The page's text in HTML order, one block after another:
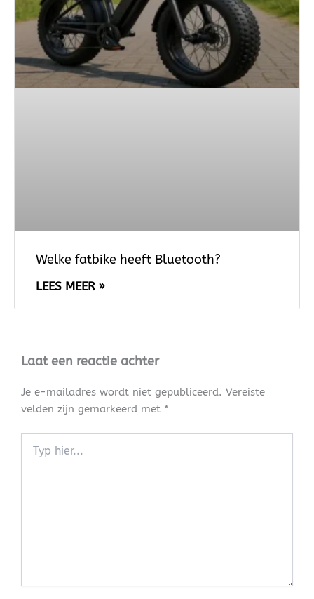
Welke fatbike heeft Bluetooth?
LEES MEER »
Laat een reactie achter
Je e-mailadres wordt niet gepubliceerd. Vereiste
velden zijn gemarkeerd met *
hier...